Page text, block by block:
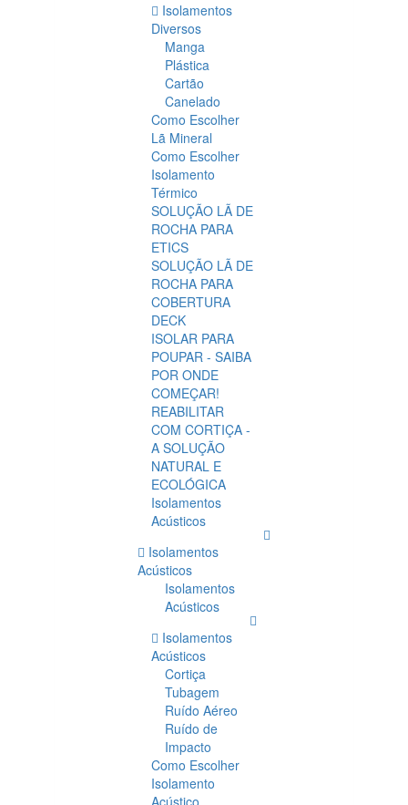
Isolamentos
Diversos
Manga
Plástica
Cartão
Canelado
Como Escolher
Lã Mineral
Como Escolher
Isolamento
Térmico
SOLUÇÃO LÃ DE
ROCHA PARA
ETICS
SOLUÇÃO LÃ DE
ROCHA PARA
COBERTURA
DECK
ISOLAR PARA
POUPAR - SAIBA
POR ONDE
COMEÇAR!
REABILITAR
COM CORTIÇA -
A SOLUÇÃO
NATURAL E
ECOLÓGICA
Isolamentos
Acústicos
Isolamentos
Acústicos
Isolamentos
Acústicos
Isolamentos
Acústicos
Cortiça
Tubagem
Ruído Aéreo
Ruído de
Impacto
Como Escolher
Isolamento
Acústico